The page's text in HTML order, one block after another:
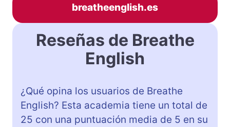
breatheenglish.es
Reseñas de Breathe
English
¿Qué opina los usuarios de Breathe
English? Esta academia tiene un total de
25 con una puntuación media de 5 en su